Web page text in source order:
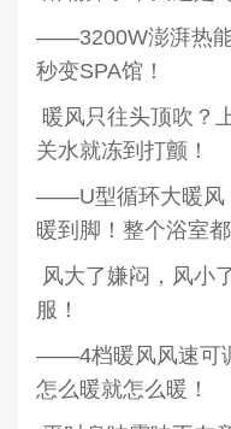
——3200W澎湃热
秒变SPA馆！
暖风只往头顶吹？
关水就冻到打颤！
——U型循环大暖风
暖到脚！整个浴室
风大了嫌闷，风小
服！
——4档暖风风速可
怎么暖就怎么暖！